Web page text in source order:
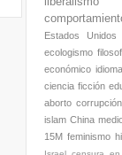
Estados Unidos
ecologismo
económico idioma
ciencia ficción
aborto corrupción
islam China
15M feminismo